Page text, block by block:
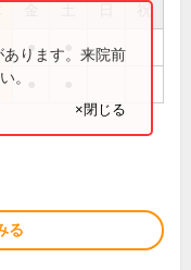
祝
●
ります。来院前
。
×閉じる
る